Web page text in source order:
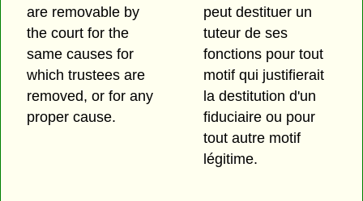
are removable by
the court for the
same causes for
which trustees are
removed, or for any
proper cause.
peut destituer un
tuteur de ses
fonctions pour tout
motif qui justifierait
la destitution d'un
fiduciaire ou pour
tout autre motif
légitime.